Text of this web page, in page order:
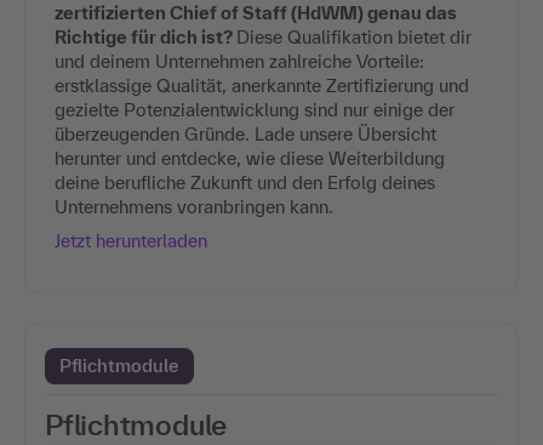
zertifizierten Chief of Staff (HdWM) genau das
Richtige für dich ist? Diese Qualifikation bietet dir
und deinem Unternehmen zahlreiche Vorteile:
erstklassige Qualität, anerkannte Zertifizierung und
gezielte Potenzialentwicklung sind nur einige der
überzeugenden Gründe. Lade unsere Übersicht
herunter und entdecke, wie diese Weiterbildung
deine berufliche Zukunft und den Erfolg deines
Unternehmens voranbringen kann.
Jetzt herunterladen
Pflichtmodule
Pflichtmodule